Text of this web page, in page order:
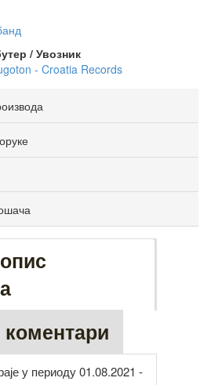
/ Увозник
- Croatia Records
у периоду 01.08.2021 -